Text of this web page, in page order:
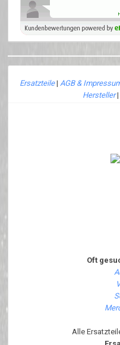
Ersatzteile| AGB &
Hersteller|
Oft
Alle